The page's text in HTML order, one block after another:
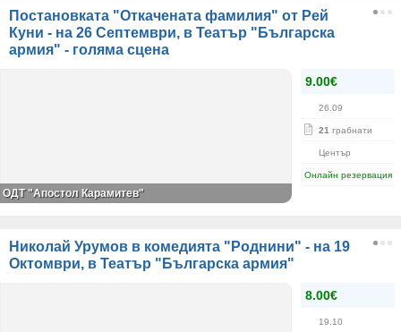
Постановката "Откачената фамилия" от Рей
Куни - на 26 Септември, в Театър "Българска
армия" - голяма сцена
9.00€
26.09
21 грабнати
Център
Онлайн резервация
ОДТ "Апостол Карамитев"
Николай Урумов в комедията "Роднини" - на 19
Октомври, в Театър "Българска армия"
8.00€
19.10